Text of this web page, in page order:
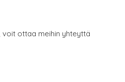
voit ottaa meihin yhteyttä